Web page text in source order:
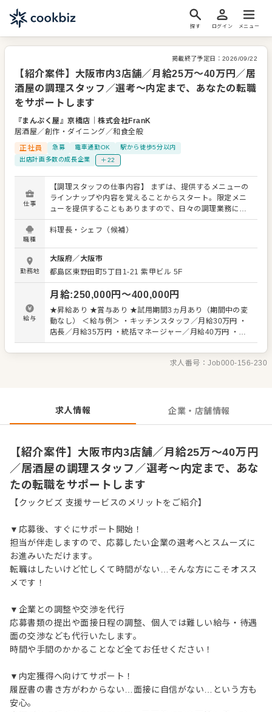
探す ログイン メニュー
掲載終了予定日： 2026/09/22
【紹介案件】大阪市内3店舗／月給25万～40万円／居
酒屋の調理スタッフ／選考～内定まで、あなたの転職
をサポートします
『まんぷく屋』京橋店 ｜株式会社FranK
居酒屋／創作・ダイニング／和食全般
正社員
急募 電車通勤OK
駅から徒歩5分以内
出店計画多数の成長企業
＋22
仕事
【調理スタッフの仕事内容】 まずは、提供するメニューの
ラインナップや内容を覚えることからスタート。限定メニ
ューを提供することもありますので、日々の調理業務に加
え、さまざまなスキルを活かしたり、習得できたりもしま
す。 メニューの提案も可能です。ぜひアイデアを発信して
善なども大歓迎です。 【具体的には…】 ・仕込みからや盛
り付けまでの調理全般 ・仕入れや在庫管理などキッチンの
管理業務 ・まかないづくり ・後輩スタッフやアルバイトス
タッフの教育 ・洗浄や清掃など衛生管理 ・料理長の補助
・新メニュー提案 など 入社後はスキルに合わせた業務から
お任せしますので、徐々に仕事の幅を広げていきましょ
う。成長をしっかりサポートしますので、経験に関わらず
安心してスタートできる環境です。 ゆくゆくはステップア
職種
料理長・シェフ（候補）
勤務地
大阪府／ 大阪市
都島区東野田町5丁目1-21 紫甲ビル 5F
給与
月給:250,000円〜400,000円
★昇給あり ★賞与あり ★試用期間3ヵ月あり（期間中の変
動なし） ＜給与例＞ ・キッチンスタッフ／月給30万円 ・
店長／月給35万円 ・統括マネージャー／月給40万円 ・エ
リアマネージャー／月給50万円 【みなし残業】 みなし残業
45時間¥62,663～を含む。超過分は別途支給。
求人番号：Job000-156-230
求人情報 企業・店舗情報
【紹介案件】大阪市内3店舗／月給25万～40万円
／居酒屋の調理スタッフ／選考～内定まで、あな
たの転職をサポートします
【クックビズ 支援サービスのメリットをご紹介】
▼応募後、すぐにサポート開始！
担当が伴走しますので、応募したい企業の選考へとスムーズに
お進みいただけます。
転職はしたいけど忙しくて時間がない…そんな方にこそオスス
メです！
▼企業との調整や交渉を代行
応募書類の提出や面接日程の調整、個人では難しい給与・待遇
面の交渉なども代行いたします。
時間や手間のかかることなど全てお任せください！
▼内定獲得へ向けてサポート！
履歴書の書き方がわからない…面接に自信がない…という方も
安心。